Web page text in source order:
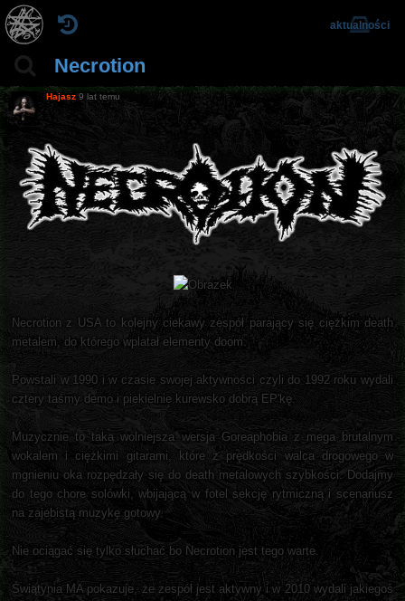
Necrotion
aktualności
Hajasz 9 lat temu
Necrotion z USA to kolejny ciekawy zespół parający się ciężkim death
metalem, do którego wplatał elementy doom.
Powstali w 1990 i w czasie swojej aktywności czyli do 1992 roku wydali
cztery taśmy demo i piekielnie kurewsko dobrą EP'kę.
Muzycznie to taka wolniejsza wersja Goreaphobia z mega brutalnym
wokalem i ciężkimi gitarami, które z prędkości walca drogowego w
mgnieniu oka rozpędzały się do death metalowych szybkości. Dodajmy
do tego chore solówki, wbijającą w fotel sekcję rytmiczną i scenariusz
na zajebistą muzykę gotowy.
Nie ociągać się tylko słuchać bo Necrotion jest tego warte.
Świątynia MA pokazuje, że zespół jest aktywny i w 2010 wydali jakiegoś